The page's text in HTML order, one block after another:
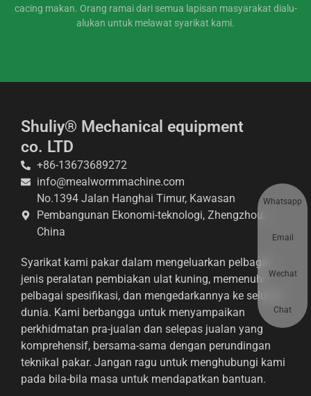
cacing makan. Orang ramai dari semua lapisan masyarakat dialu-
alukan untuk melawat syarikat kami.
Shuliy® Mechanical equipment
co. LTD
+86-13673689272
info@mealwormmachine.com
No.1394 Jalan Hanghai Timur, Kawasan
Pembangunan Ekonomi-teknologi, Zhengzhou,
China
Syarikat kami pakar dalam mengeluarkan pelbagai
jenis peralatan pembiakan ulat kuning, memenuhi
pelbagai spesifikasi, dan mengedarkannya ke seluruh
dunia. Kami berbangga untuk menyampaikan
perkhidmatan pra-jualan dan selepas jualan yang
komprehensif, bersama-sama dengan perundingan
teknikal pakar. Jangan ragu untuk menghubungi kami
pada bila-bila masa untuk mendapatkan bantuan.
Whatsapp
Email
Wechat
Chat